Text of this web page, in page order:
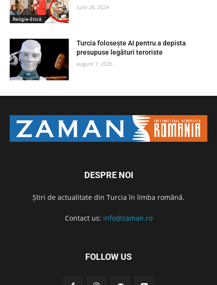
Religie-Etică
iulie 28, 2024
Turcia folosește AI pentru a depista
presupuse legături teroriste
august 7, 2026
DESPRE NOI
Știri de actualitate din Turcia în limba română.
Contact us: info@zaman.ro
FOLLOW US